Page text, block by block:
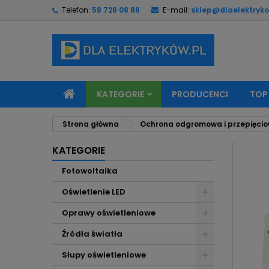
Telefon: 58 728 08 88 E-mail:
KATEGORIE PRODUCENCI
Strona główna Ochrona odgromowa i
KATEGORIE
Fotowoltaika
Oświetlenie LED
Oprawy oświetleniowe
Źródła światła
Słupy oświetleniowe